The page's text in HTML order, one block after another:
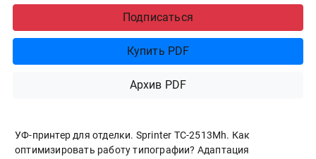
Подписаться
Купить PDF
Архив PDF
УФ-принтер для отделки. Sprinter ТС-2513Mh. Как
оптимизировать работу типографии? Адаптация